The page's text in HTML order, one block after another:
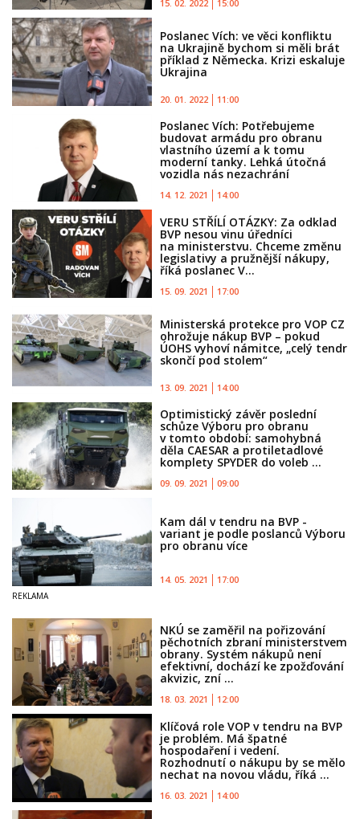
15. 02. 2022 15:00
Poslanec Vích: ve věci konfliktu
na Ukrajině bychom si měli brát
příklad z Německa. Krizi eskaluje
Ukrajina
20. 01. 2022 11:00
Poslanec Vích: Potřebujeme
budovat armádu pro obranu
vlastního území a k tomu
moderní tanky. Lehká útočná
vozidla nás nezachrání
14. 12. 2021 14:00
VERU STŘÍLÍ OTÁZKY: Za odklad
BVP nesou vinu úředníci
na ministerstvu. Chceme změnu
legislativy a pružnější nákupy,
říká poslanec V...
15. 09. 2021 17:00
Ministerská protekce pro VOP CZ
ohrožuje nákup BVP – pokud
ÚOHS vyhoví námitce, „celý tendr
skončí pod stolem“
13. 09. 2021 14:00
Optimistický závěr poslední
schůze Výboru pro obranu
v tomto období: samohybná
děla CAESAR a protiletadlové
komplety SPYDER do voleb ...
09. 09. 2021 09:00
Kam dál v tendru na BVP -
variant je podle poslanců Výboru
pro obranu více
14. 05. 2021 17:00
NKÚ se zaměřil na pořizování
pěchotních zbraní ministerstvem
obrany. Systém nákupů není
efektivní, dochází ke zpožďování
akvizic, zní ...
18. 03. 2021 12:00
Klíčová role VOP v tendru na BVP
je problém. Má špatné
hospodaření i vedení.
Rozhodnutí o nákupu by se mělo
nechat na novou vládu, říká ...
16. 03. 2021 14:00